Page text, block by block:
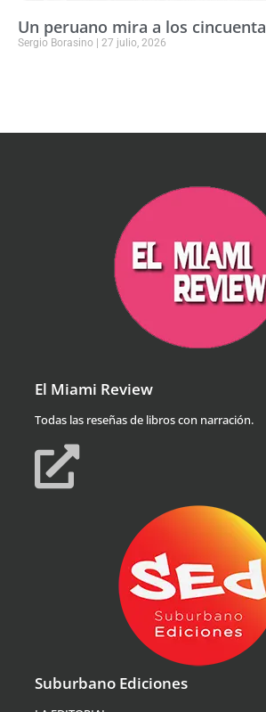
Un peruano mira a los cincuenta
Sergio Borasino 27 julio, 2026
El Miami Review
Todas las reseñas de libros con narración.
Suburbano Ediciones